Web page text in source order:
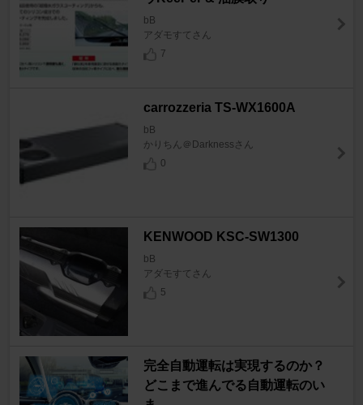
bB
アダモすてさん
7
carrozzeria TS-WX1600A
bB
かりちん＠Darknessさん
0
KENWOOD KSC-SW1300
bB
アダモすてさん
5
完全自動運転は実現するのか？
どこまで進んでる自動運転のい